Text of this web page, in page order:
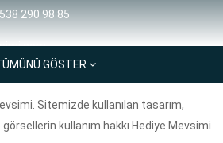
290 98 85
GÖSTER
Sitemizde kullanılan tasarım,
kullanım hakkı Hediye Mevsimi